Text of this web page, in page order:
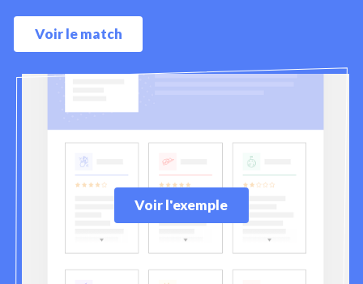
Voir le match
Voir l'exemple